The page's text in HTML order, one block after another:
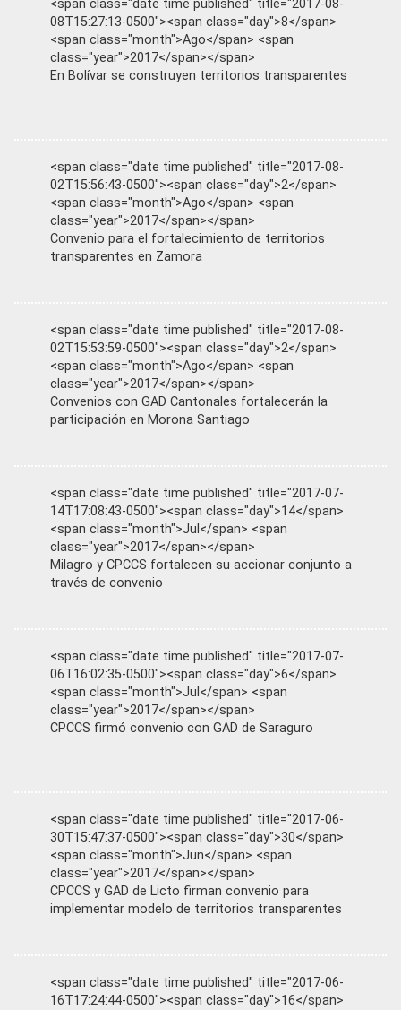
<span class="date time published" title="2017-08-
08T15:27:13-0500"><span class="day">8</span>
<span class="month">Ago</span> <span
class="year">2017</span></span>
En Bolívar se construyen territorios transparentes
<span class="date time published" title="2017-08-
02T15:56:43-0500"><span class="day">2</span>
<span class="month">Ago</span> <span
class="year">2017</span></span>
Convenio para el fortalecimiento de territorios
transparentes en Zamora
<span class="date time published" title="2017-08-
02T15:53:59-0500"><span class="day">2</span>
<span class="month">Ago</span> <span
class="year">2017</span></span>
Convenios con GAD Cantonales fortalecerán la
participación en Morona Santiago
<span class="date time published" title="2017-07-
14T17:08:43-0500"><span class="day">14</span>
<span class="month">Jul</span> <span
class="year">2017</span></span>
Milagro y CPCCS fortalecen su accionar conjunto a
través de convenio
<span class="date time published" title="2017-07-
06T16:02:35-0500"><span class="day">6</span>
<span class="month">Jul</span> <span
class="year">2017</span></span>
CPCCS firmó convenio con GAD de Saraguro
<span class="date time published" title="2017-06-
30T15:47:37-0500"><span class="day">30</span>
<span class="month">Jun</span> <span
class="year">2017</span></span>
CPCCS y GAD de Licto firman convenio para
implementar modelo de territorios transparentes
<span class="date time published" title="2017-06-
16T17:24:44-0500"><span class="day">16</span>